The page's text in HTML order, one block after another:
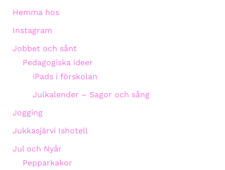
Hemma hos
Instagram
Jobbet och sånt
Pedagogiska ideer
iPads i förskolan
Julkalender – Sagor och sång
Jogging
Jukkasjärvi Ishotell
Jul och Nyår
Pepparkakor